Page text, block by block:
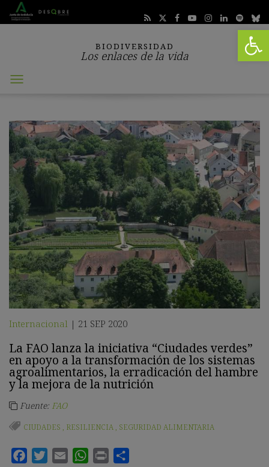
Abrir
BIODIVERSIDAD
Los enlaces de la vida
Abrir
Internacional | 21 SEP 2020
La FAO lanza la iniciativa “Ciudades verdes”
en apoyo a la transformación de los sistemas
agroalimentarios, la erradicación del hambre
y la mejora de la nutrición
Fuente: FAO
CIUDADES , RESILIENCIA, SEGURIDAD ALIMENTARIA